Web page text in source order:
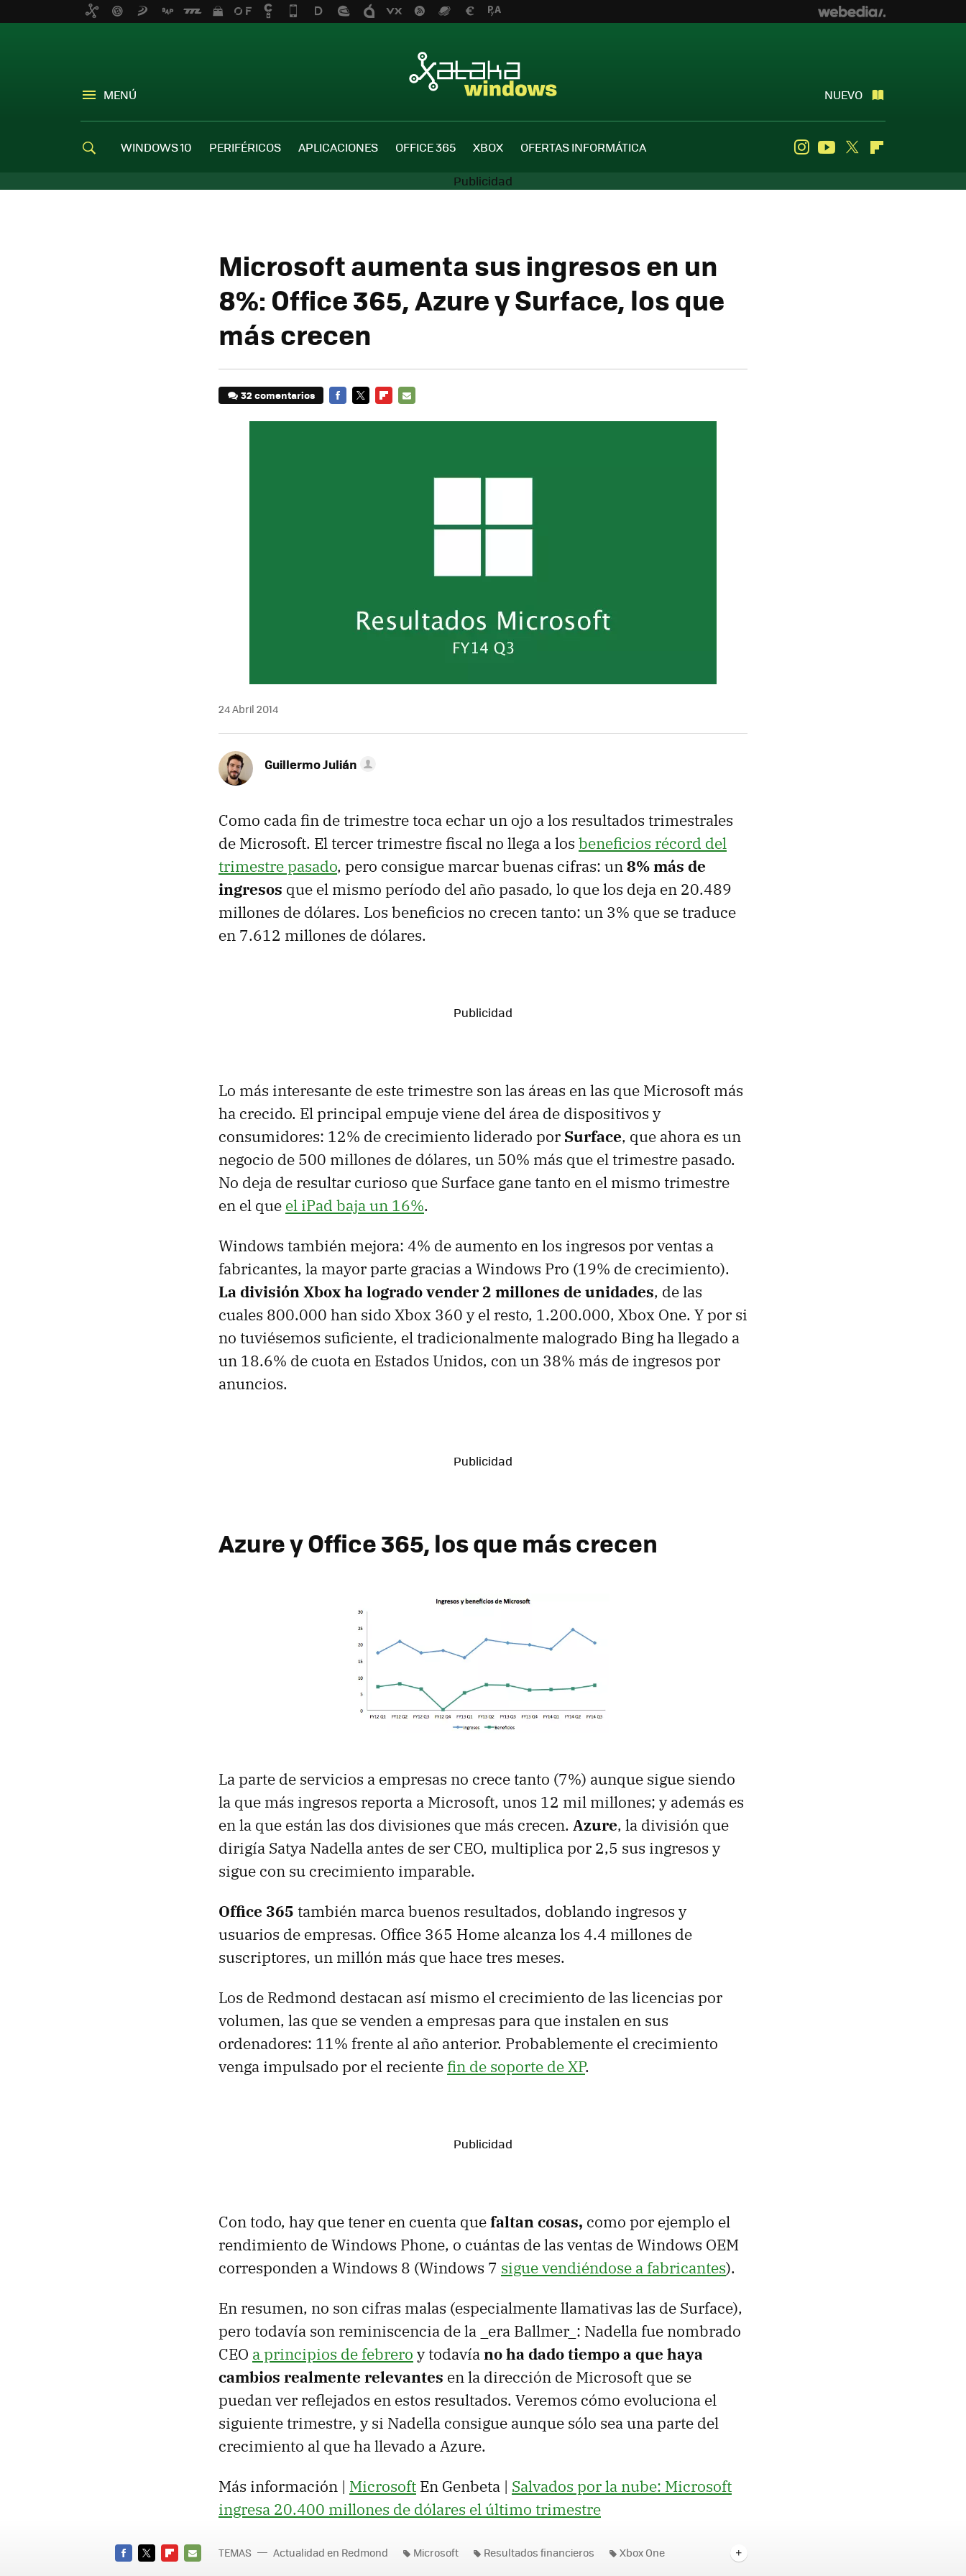
MENÚ NUEVO
WINDOWS 10 PERIFÉRICOS APLICACIONES OFFICE 365 XBOX OFERTAS INFORMÁTICA InstagramYoutube
Twitter
Microsoft aumenta sus ingresos en un
8%: Office 365, Azure y Surface, los que
más crecen
32 comentarios
24 Abril 2014
Guillermo Julián
Como cada fin de trimestre toca echar un ojo a los resultados trimestrales
de Microsoft. El tercer trimestre fiscal no llega a los beneficios récord del
trimestre pasado, pero consigue marcar buenas cifras: un8% más de
ingresos que el mismo período del año pasado, lo que los deja en 20.489
millones de dólares. Los beneficios no crecen tanto: un 3% que se traduce
en 7.612 millones de dólares.
Lo más interesante de este trimestre son las áreas en las que Microsoft más
ha crecido. El principal empuje viene del área de dispositivos y
consumidores: 12% de crecimiento liderado por Surface, que ahora es un
negocio de 500 millones de dólares, un 50% más que el trimestre pasado.
No deja de resultar curioso que Surface gane tanto en el mismo trimestre
en el que el iPad baja un 16%.
Windows también mejora: 4% de aumento en los ingresos por ventas a
fabricantes, la mayor parte gracias a Windows Pro (19% de crecimiento).
La división Xbox ha logrado vender 2 millones de unidades, de las
cuales 800.000 han sido Xbox 360 y el resto, 1.200.000, Xbox One. Y por si
no tuviésemos suficiente, el tradicionalmente malogrado Bing ha llegado a
un 18.6% de cuota en Estados Unidos, con un 38% más de ingresos por
anuncios.
Azure y Office 365, los que más crecen
La parte de servicios a empresas no crece tanto (7%) aunque sigue siendo
la que más ingresos reporta a Microsoft, unos 12 mil millones; y además es
en la que están las dos divisiones que más crecen. Azure, la división que
dirigía Satya Nadella antes de ser CEO, multiplica por 2,5 sus ingresos y
sigue con su crecimiento imparable.
Office 365 también marca buenos resultados, doblando ingresos y
usuarios de empresas. Office 365 Home alcanza los 4.4 millones de
suscriptores, un millón más que hace tres meses.
Los de Redmond destacan así mismo el crecimiento de las licencias por
volumen, las que se venden a empresas para que instalen en sus
ordenadores: 11% frente al año anterior. Probablemente el crecimiento
venga impulsado por el reciente fin de soporte de XP.
Con todo, hay que tener en cuenta quefaltan cosas, como por ejemplo el
rendimiento de Windows Phone, o cuántas de las ventas de Windows OEM
corresponden a Windows 8 (Windows 7 sigue vendiéndose a fabricantes).
En resumen, no son cifras malas (especialmente llamativas las de Surface),
pero todavía son reminiscencia de la _era Ballmer_: Nadella fue nombrado
CEO a principios de febrero y todavíano ha dado tiempo a que haya
cambios realmente relevantes en la dirección de Microsoft que se
puedan ver reflejados en estos resultados. Veremos cómo evoluciona el
siguiente trimestre, y si Nadella consigue aunque sólo sea una parte del
crecimiento al que ha llevado a Azure.
Más información | Microsoft En Genbeta | Salvados por la nube: Microsoft
ingresa 20.400 millones de dólares el último trimestre
TEMAS Actualidad en Redmond Microsoft Resultados financieros
Xbox One